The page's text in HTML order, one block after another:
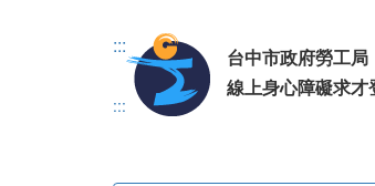
:::
跳到主要內容區塊
台中市政府勞工局
線上身心障礙求才
:::